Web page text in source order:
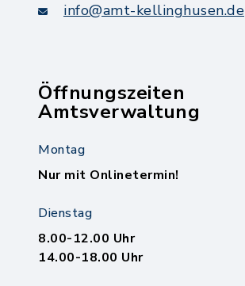
info@amt-kellinghusen.de
Öffnungszeiten
Amtsverwaltung
Montag
Nur mit Onlinetermin!
Dienstag
8.00-12.00 Uhr
14.00-18.00 Uhr